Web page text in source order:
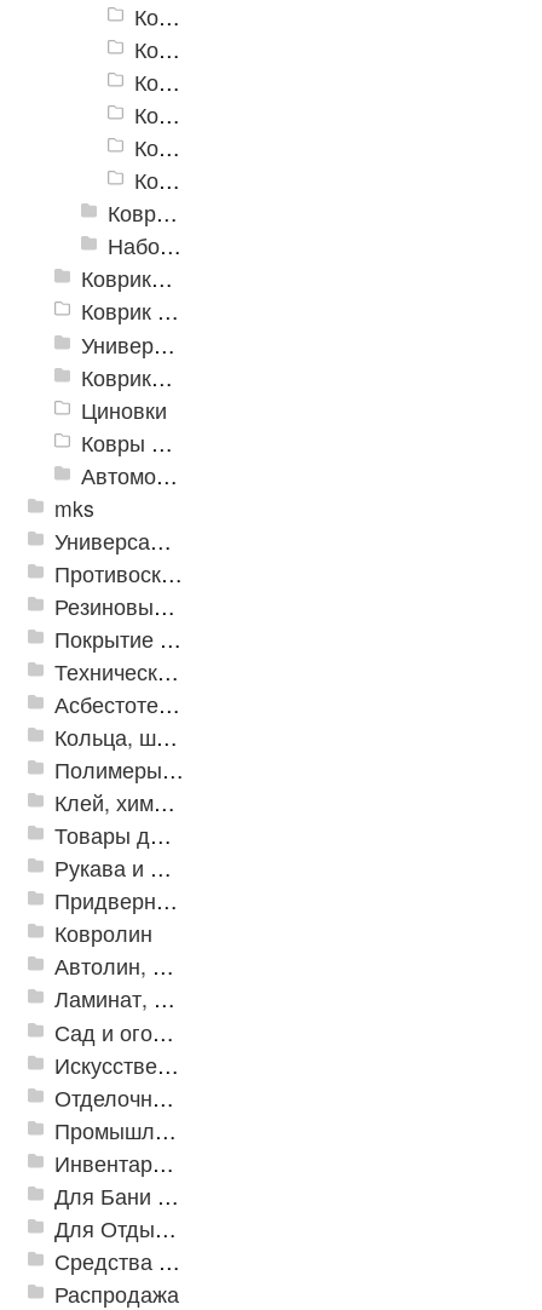
Коврик против скольжения "Ромашки"
Коврик против скольжения "Стерео"
Коврик против скольжения "Травка" 36*65см
Коврик противоскользящий в ванную "Дождь"
Коврик противоскользящий в ванную "Линза"
Коврик противоскользящий Детская коллекция
Коврики для ванной
Набор ковриков
Коврики и дорожки пористые (Лапша)
Коврик флокированный
Универсальные коврики
Коврики хлопковые
Циновки
Ковры для детской
Автомобильные коврики
mks
Универсальные модульные покрытия
Противоскользящая защита для лестниц, профили, ленты
Резиновые и ПВХ дорожки
Покрытие из резиновой крошки
Техническая резина
Асбестотехнические и теплоизоляционные материалы
Кольца, шайбы, манжеты
Полимеры и пластики
Клей, химия, сопутствующие товары
Товары для дома
Рукава и шланги промышленные
Придверные решетки
Ковролин
Автолин, Транслин, Линолеум
Ламинат, Кварцвиниловая плитка SPC
Сад и огород
Искусственная трава
Отделочные профили
Промышленный текстиль
Инвентарь для клининга
Для Бани и Сауны
Для Отдыха и Пикника
Средства от насекомых и садовых вредителей
Распродажа